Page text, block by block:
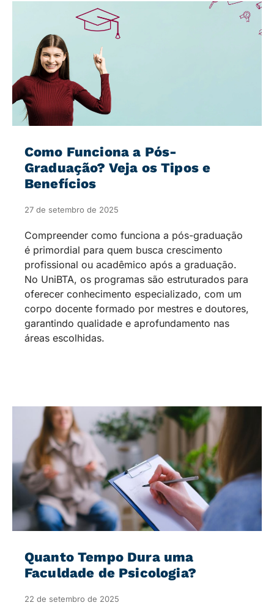
Como Funciona a Pós-
Graduação? Veja os Tipos e
Benefícios
27 de setembro de 2025
Compreender como funciona a pós-graduação
é primordial para quem busca crescimento
profissional ou acadêmico após a graduação.
No UniBTA, os programas são estruturados para
oferecer conhecimento especializado, com um
corpo docente formado por mestres e doutores,
garantindo qualidade e aprofundamento nas
áreas escolhidas.
Quanto Tempo Dura uma
Faculdade de Psicologia?
22 de setembro de 2025